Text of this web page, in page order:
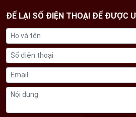
Đồ đồng Thiên Phúc xin chân
hàng đã tin tưởng và giao nhiệm
1m80 và Quân hiệu 1m cho đơn
hoàn thành. Chúng tôi đảm bảo
đúng quy trình, sử dụng nguyên
hoàn toàn thủ công, đạt được
cũng như chất lượng, chắc chắn sẽ
khách hàng.
ĐỂ LẠI SỐ ĐIỆN THOẠI ĐỂ ĐƯỢC